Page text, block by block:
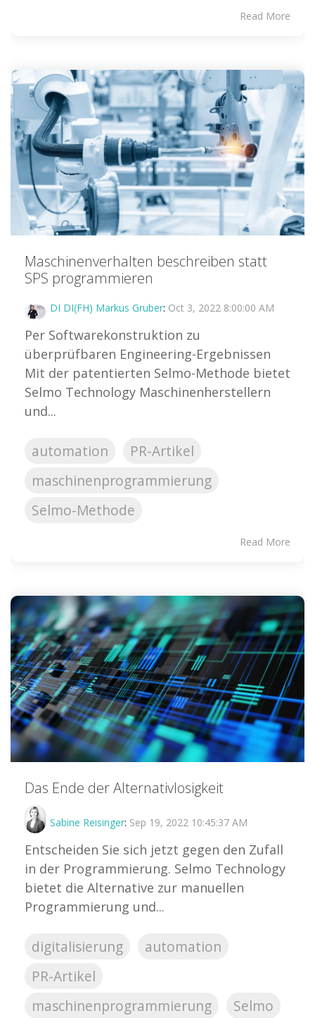
Read More
Maschinenverhalten beschreiben statt
SPS programmieren
DI DI(FH) Markus Gruber: Oct 3, 2022 8:00:00 AM
Per Softwarekonstruktion zu
überprüfbaren Engineering-Ergebnissen
Mit der patentierten Selmo-Methode bietet
Selmo Technology Maschinenherstellern
und...
automation
PR-Artikel
maschinenprogrammierung
Selmo-Methode
Read More
Das Ende der Alternativlosigkeit
Sabine Reisinger: Sep 19, 2022 10:45:37 AM
Entscheiden Sie sich jetzt gegen den Zufall
in der Programmierung. Selmo Technology
bietet die Alternative zur manuellen
Programmierung und...
digitalisierung
automation
PR-Artikel
maschinenprogrammierung
Selmo